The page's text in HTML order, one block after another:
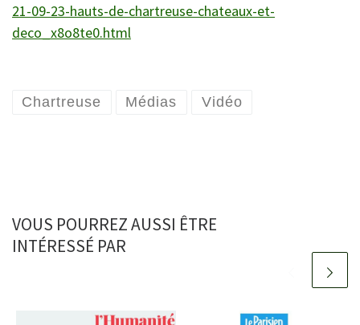
21-09-23-hauts-de-chartreuse-chateaux-et-
deco_x8o8te0.html
Chartreuse Médias Vidéo
VOUS POURREZ AUSSI ÊTRE
INTÉRESSÉ PAR